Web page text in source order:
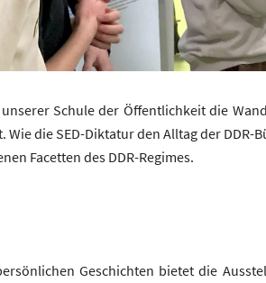
Schule der Öffentlichkeit die
Wie die SED-Diktatur den Alltag der
Facetten des DDR-Regimes.
Geschichten bietet die